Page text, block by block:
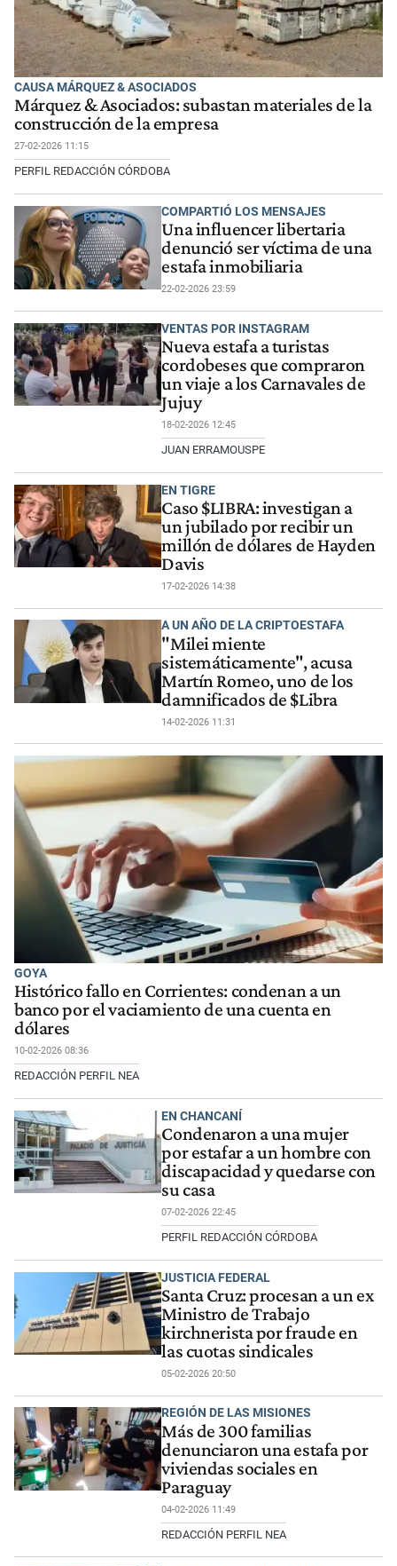
CAUSA MÁRQUEZ & ASOCIADOS
Márquez & Asociados: subastan materiales de la
construcción de la empresa
27-02-2026 11:15
PERFIL REDACCIÓN CÓRDOBA
COMPARTIÓ LOS MENSAJES
Una influencer libertaria
denunció ser víctima de una
estafa inmobiliaria
22-02-2026 23:59
VENTAS POR INSTAGRAM
Nueva estafa a turistas
cordobeses que compraron
un viaje a los Carnavales de
Jujuy
18-02-2026 12:45
JUAN ERRAMOUSPE
EN TIGRE
Caso $LIBRA: investigan a
un jubilado por recibir un
millón de dólares de Hayden
Davis
17-02-2026 14:38
A UN AÑO DE LA CRIPTOESTAFA
"Milei miente
sistemáticamente", acusa
Martín Romeo, uno de los
damnificados de $Libra
14-02-2026 11:31
GOYA
Histórico fallo en Corrientes: condenan a un
banco por el vaciamiento de una cuenta en
dólares
10-02-2026 08:36
REDACCIÓN PERFIL NEA
EN CHANCANÍ
Condenaron a una mujer
por estafar a un hombre con
discapacidad y quedarse con
su casa
07-02-2026 22:45
PERFIL REDACCIÓN CÓRDOBA
JUSTICIA FEDERAL
Santa Cruz: procesan a un ex
Ministro de Trabajo
kirchnerista por fraude en
las cuotas sindicales
05-02-2026 20:50
REGIÓN DE LAS MISIONES
Más de 300 familias
denunciaron una estafa por
viviendas sociales en
Paraguay
04-02-2026 11:49
REDACCIÓN PERFIL NEA